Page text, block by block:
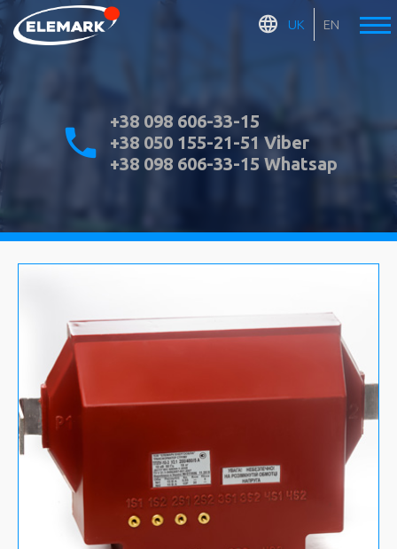
UK EN
+38 098 606-33-15
+38 050 155-21-51 Viber
+38 098 606-33-15 Whatsap